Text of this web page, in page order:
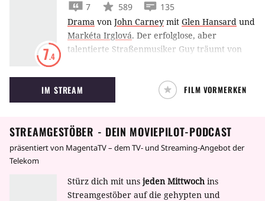
7.4
7 589
135
Drama von John Carney mit Glen Hansard und
Markéta Irglová. Der erfolglose, aber
talentierte Straßenmusiker Guy träumt von
seiner Musik zuhören. Als wie aus dem Nichts
plötzlich eine junge Pianistin auftaucht, mit
der er sich langsam annähert, ist dies für
IM STREAM FILM VORMERKEN
STREAMGESTÖBER - DEIN MOVIEPILOT-PODCAST
präsentiert von MagentaTV – dem TV- und Streaming-Angebot der
Telekom
Stürz dich mit uns jeden Mittwoch ins
Streamgestöber auf die gehypten und